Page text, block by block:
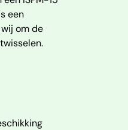
een
om de